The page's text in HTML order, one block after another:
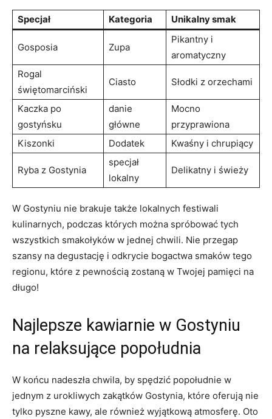
Specjał Kategoria Unikalny smak
Gosposia Zupa
Pikantny i
‌aromatyczny
Rogal
świętomarciński
Ciasto Słodki z⁢ orzechami
Kaczka po
gostyńsku
danie
główne
Mocno
przyprawiona
Kiszonki
Dodatek Kwaśny i ​chrupiący
Ryba ⁢z Gostynia
specjał
lokalny
Delikatny i⁢ świeży
W Gostyniu nie brakuje także lokalnych festiwali⁢
kulinarnych, ​podczas których można spróbować tych
wszystkich smakołyków w jednej chwili. Nie przegap
szansy na degustację i odkrycie bogactwa smaków tego
⁢regionu, które z pewnością⁤ zostaną w Twojej pamięci ⁤na
⁤długo!
Najlepsze kawiarnie w⁤ Gostyniu
na⁤ relaksujące popołudnia
W końcu‌ nadeszła chwila, by spędzić popołudnie w
jednym z urokliwych zakątków Gostynia, które oferują nie
tylko pyszne kawy, ale ⁣również wyjątkową atmosferę. Oto